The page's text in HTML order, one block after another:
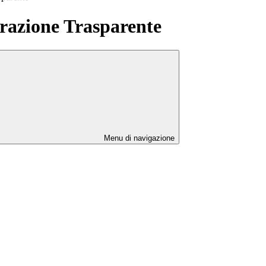
Trasparente
Menu di navigazione